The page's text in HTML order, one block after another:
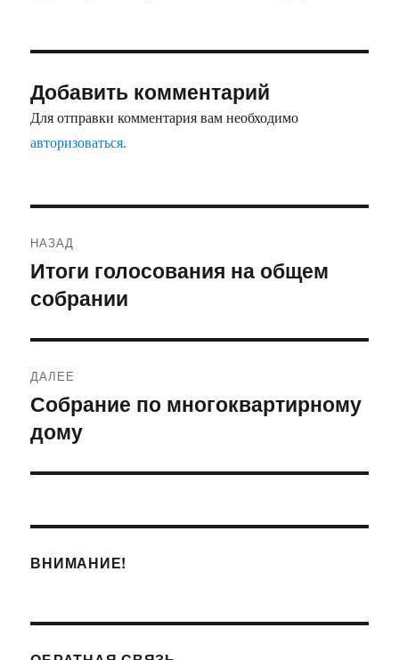
Добавить комментарий
Для отправки комментария вам необходимо
авторизоваться.
по
записям
НАЗАД
Предыдущая
запись:
Итоги голосования на общем
собрании
ДАЛЕЕ
Следующая
запись:
Собрание по многоквартирному
дому
ВНИМАНИЕ!